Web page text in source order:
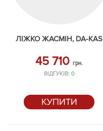
ЛІЖКО ЖАСМІН, DA-KAS
45 710грн.
ВІДГУКІВ: 0
КУПИТИ